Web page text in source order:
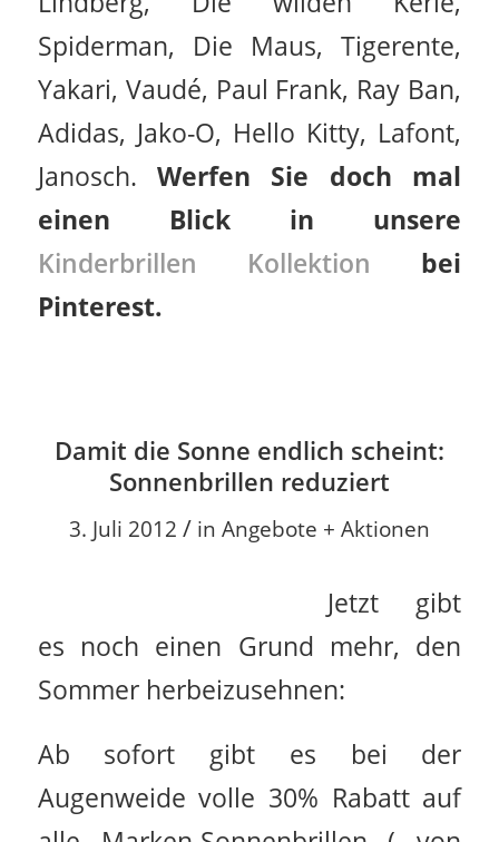
Spiderman, Die Maus, Tigerente,
Yakari, Vaudé, Paul Frank, Ray Ban,
Adidas, Jako-O, Hello Kitty, Lafont,
Janosch.Werfen Sie doch mal
einen Blick in unsere
Kinderbrillen Kollektion bei
Pinterest.
Damit die Sonne endlich scheint:
Sonnenbrillen reduziert
3. Juli 2012 / in Angebote + Aktionen
Jetzt gibt
es noch einen Grund mehr, den
Sommer herbeizusehnen:
Ab sofort gibt es bei der
Augenweide volle 30% Rabatt auf